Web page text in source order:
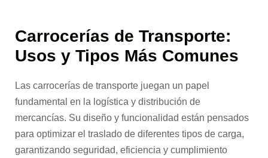
Carrocerías de Transporte:
Usos y Tipos Más Comunes
Las carrocerías de transporte juegan un papel
fundamental en la logística y distribución de
mercancías. Su diseño y funcionalidad están pensados
para optimizar el traslado de diferentes tipos de carga,
garantizando seguridad, eficiencia y cumplimiento